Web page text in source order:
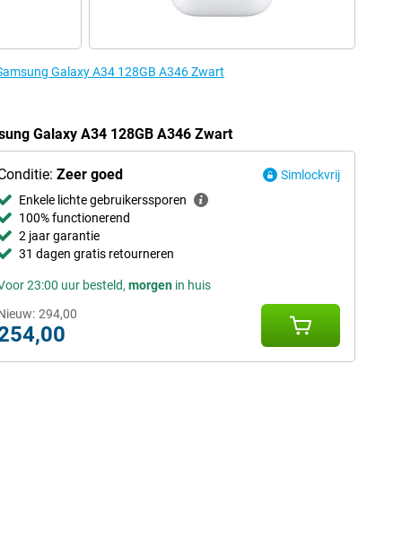
Galaxy A34 128GB A346 Zwart
Galaxy A34 128GB A346 Zwart
Zeer goed
Simlockvrij
Enkele lichte gebruikerssporen
100% functionerend
2 jaar garantie
31 dagen gratis retourneren
23:00 uur besteld, morgenin huis
294,00